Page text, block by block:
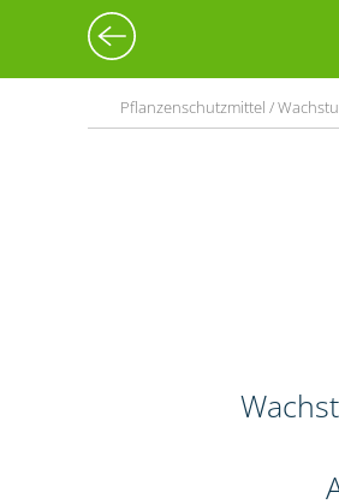
Pflanzenschutzmittel /